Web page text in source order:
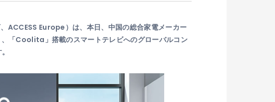
ACCESS Europe）は、本日、中国の総合家電メーカー
Coolita」搭載のスマートテレビへのグローバルコン